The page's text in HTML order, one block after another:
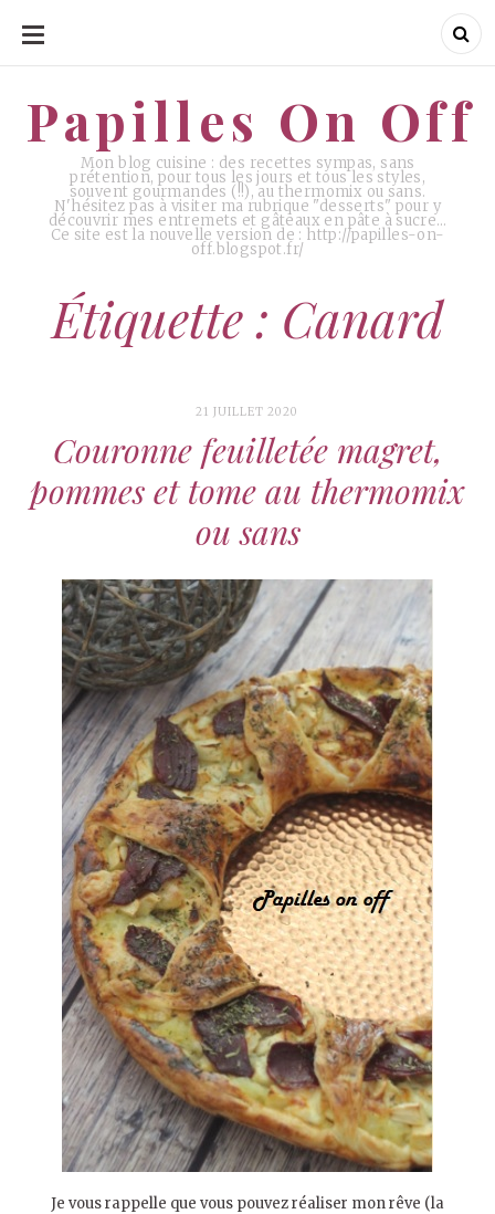
ALLER
CONTENU
Papilles On Off
Mon blog cuisine : des recettes sympas, sans
prétention, pour tous les jours et tous les styles,
souvent gourmandes (!!), au thermomix ou sans.
N'hésitez pas à visiter ma rubrique "desserts" pour y
découvrir mes entremets et gâteaux en pâte à sucre…
Ce site est la nouvelle version de : http://papilles-on-
off.blogspot.fr/
Papilles On Off
Étiquette : Canard
21 JUILLET 2020
Couronne feuilletée magret,
pommes et tome au thermomix
ou sans
Je vous rappelle que vous pouvez réaliser mon rêve (la